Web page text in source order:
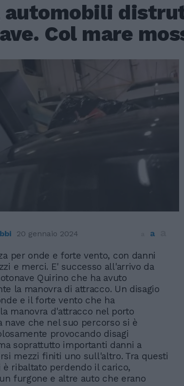
automobili
Col mare
20 gennaio 2024 a
per onde e forte vento, con danni
e merci. E' successo all'arrivo da
Quirino che ha avuto
la manovra di attracco. Un disagio
e il forte vento che ha
manovra d'attracco nel porto
nave che nel suo percorso si è
provocando disagi
soprattutto importanti danni a
mezzi finiti uno sull'altro. Tra questi
è ribaltato perdendo il carico,
furgone e altre auto che erano